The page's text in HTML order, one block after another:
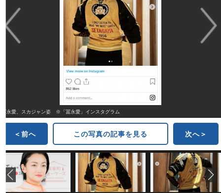
冨永愛、スカジャン姿 ※「冨永愛」インスタグラム
＜前へ この写真の記事を見る 次へ＞